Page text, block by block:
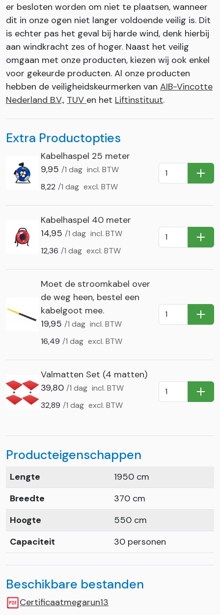
er besloten worden om niet te plaatsen, wanneer
dit in onze ogen niet langer voldoende veilig is. Dit
is echter pas het geval bij harde wind, denk hierbij
aan windkracht zes of hoger. Naast het veilig
omgaan met onze producten, kiezen wij ook enkel
voor gekeurde producten. Al onze producten
hebben de veiligheidskeurmerken van AIB-Vincotte
Nederland B.V., TUV en het Liftinstituut.
Extra Productopties
Kabelhaspel 25 meter
9,95 /1 dag incl. BTW
8,22 /1 dag excl. BTW
In
Kabelhaspel 40 meter
14,95 /1 dag incl. BTW
12,36 /1 dag excl. BTW
In
Moet de stroomkabel over
de weg heen, bestel een
kabelgoot mee.
19,95 /1 dag incl. BTW
16,49 /1 dag excl. BTW
In
Valmatten Set (4 matten)
39,80 /1 dag incl. BTW
32,89 /1 dag excl. BTW
In
Producteigenschappen
Lengte
1950 cm
Breedte
370 cm
Hoogte
550 cm
Capaciteit
30 personen
Beschikbare bestanden
Certificaatmegarun13